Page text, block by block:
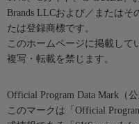
Brands LLCおよび／またはそ
たは登録商標です。
このホームページに掲載して
複写・転載を禁じます。
Official Program Data Mark（
このマークは「Official